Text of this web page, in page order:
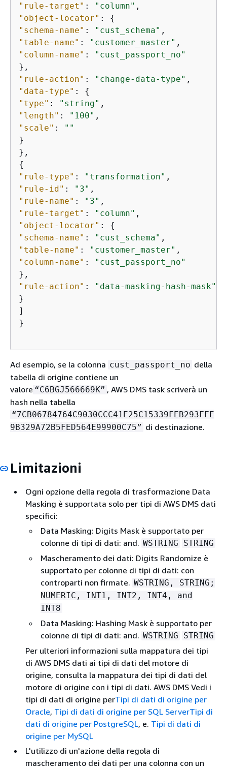
"rule-target" : "column"
"object-locator" : {
"schema-name" : "cust_schema"
"table-name" : "customer_master"
"column-name" :
"cust_passport_no"
"rule-action" : "change-data-type"
"data-type" : {
"type" : "string"
"length" : "100"
"scale" :
""
}
{
"rule-type" : "transformation"
"rule-id" : "3"
"rule-name" : "3"
"rule-target" : "column"
"object-locator" : {
"schema-name" : "cust_schema"
"table-name" : "customer_master"
"column-name" :
"cust_passport_no"
"rule-action" :
"data-masking-hash-mask"
}
]
}
Ad esempio, se la colonna cust_passport_no della
tabella di origine contiene un
valore “C6BGJ566669K” , AWS DMS task scriverà un
hash nella tabella
“7CB06784764C9030CCC41E25C15339FEB293FFE
9B329A72B5FED564E99900C75” di destinazione.
Limitazioni
Ogni opzione della regola di trasformazione Data
Masking è supportata solo per tipi di AWS DMS dati
specifici:
Data Masking: Digits Mask è supportato per
colonne di tipi di dati: and. WSTRING STRING
Mascheramento dei dati: Digits Randomize è
supportato per colonne di tipi di dati: con
controparti non firmate. WSTRING, STRING;
NUMERIC, INT1, INT2, INT4, and
INT8
Data Masking: Hashing Mask è supportato per
colonne di tipi di dati: and. WSTRING STRING
Per ulteriori informazioni sulla mappatura dei tipi
di AWS DMS dati ai tipi di dati del motore di
origine, consulta la mappatura dei tipi di dati del
motore di origine con i tipi di dati. AWS DMS Vedi i
tipi di dati di origine perTipi di dati di origine per
Oracle, Tipi di dati di origine per SQL ServerTipi di
dati di origine per PostgreSQL, e. Tipi di dati di
origine per MySQL
L'utilizzo di un'azione della regola di
mascheramento dei dati per una colonna con un